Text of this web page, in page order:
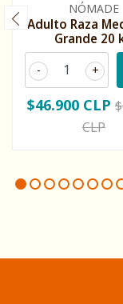
NÓMADE
Adulto Raza
Grande 20
+
-
$46.900 CLP
CLP